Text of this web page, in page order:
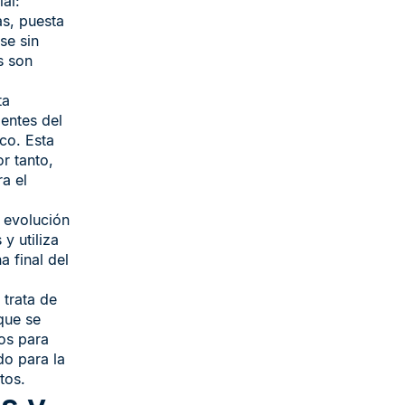
puesta
sin
son
del
Esta
tanto,
el
evolución
y utiliza
final del
trata de
se
para
para la